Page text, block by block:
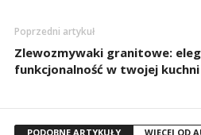
Poprzedni artykuł
Zlewozmywaki granitowe:
funkcjonalność w twojej kuchni
PODOBNE ARTYKUŁY WIĘCEJ OD